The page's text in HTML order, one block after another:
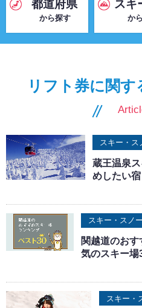
都道府県
から探す
スキ
か
リフト券に関す
スキー・ス
蔵王温泉
めしたい
スキー・スノ
関越道のお
気のスキー場
スキー・